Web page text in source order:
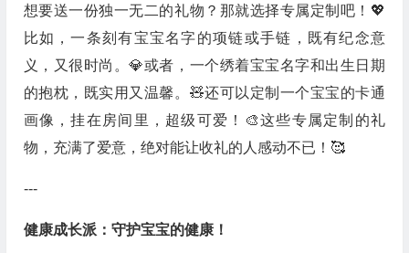
想要送一份独一无二的礼物？那就选择专属定制吧！💖
比如，一条刻有宝宝名字的项链或手链，既有纪念意
义，又很时尚。💎或者，一个绣着宝宝名字和出生日期
的抱枕，既实用又温馨。🧸还可以定制一个宝宝的卡通
画像，挂在房间里，超级可爱！🎨这些专属定制的礼
物，充满了爱意，绝对能让收礼的人感动不已！🥰
---
健康成长派：守护宝宝的健康！